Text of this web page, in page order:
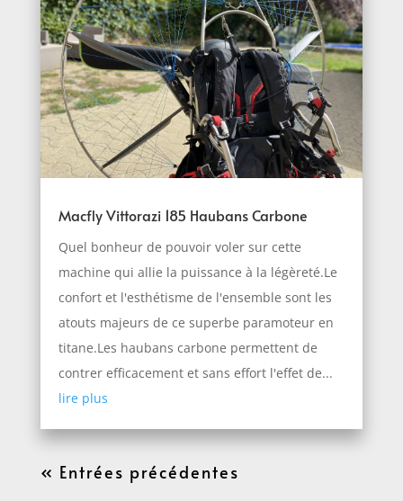
Macfly Vittorazi 185 Haubans Carbone
Quel bonheur de pouvoir voler sur cette
machine qui allie la puissance à la légèreté.Le
confort et l'esthétisme de l'ensemble sont les
atouts majeurs de ce superbe paramoteur en
titane.Les haubans carbone permettent de
contrer efficacement et sans effort l'effet de...
lire plus
« Entrées précédentes